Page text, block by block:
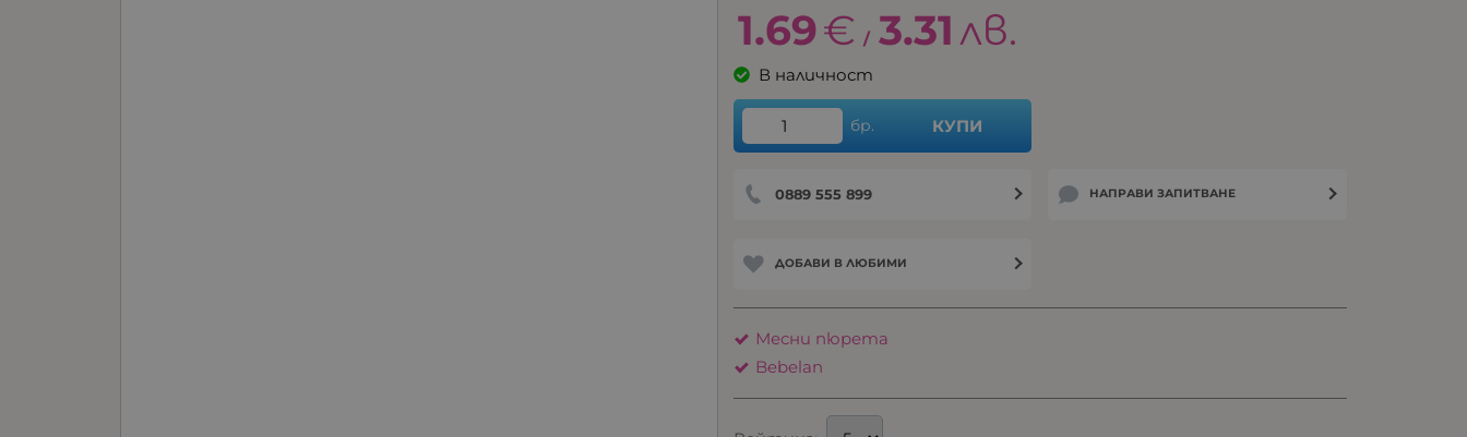
1.69€ / 3.31 лв.
В наличност
бр. КУПИ
0889 555 899 НАПРАВИ ЗАПИТВАНЕ
ДОБАВИ В ЛЮБИМИ
Месни пюрета
Bebelan